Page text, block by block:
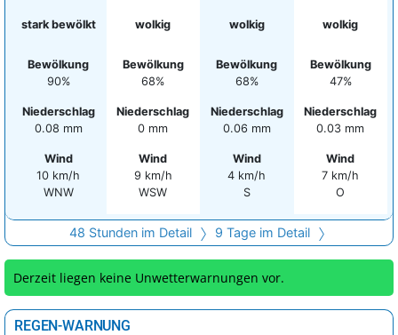
stark bewölkt
Bewölkung
90%
Niederschlag
0.08 mm
Wind
10 km/h
WNW
wolkig
Bewölkung
68%
Niederschlag
0 mm
Wind
9 km/h
WSW
wolkig
Bewölkung
68%
Niederschlag
0.06 mm
Wind
4 km/h
S
wolkig
Bewölkung
47%
Niederschlag
0.03 mm
Wind
7 km/h
O
48 Stunden im Detail 9 Tage im Detail
Derzeit liegen keine Unwetterwarnungen vor.
REGEN-WARNUNG